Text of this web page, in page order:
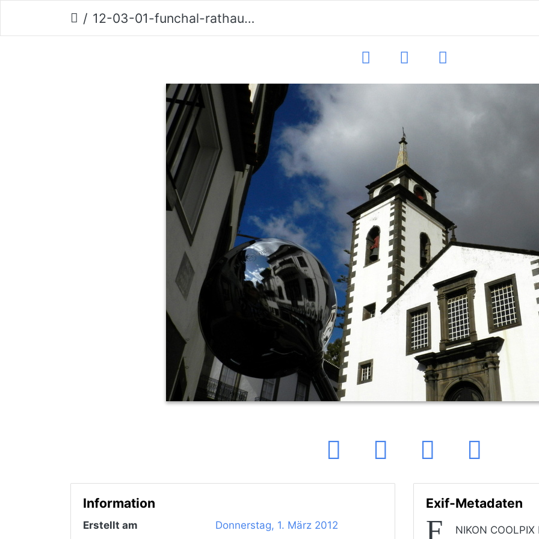
12-03-01-funchal-rathausplatz-praca-municipal-134
Information
Erstellt am
Donnerstag, 1. März 2012
Exif-Metadaten
NIKON